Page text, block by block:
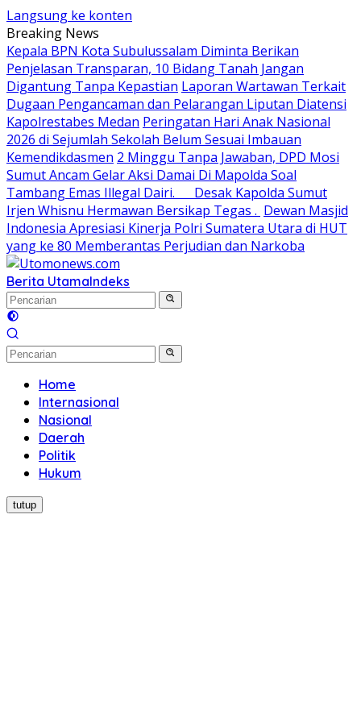
Langsung ke konten
Breaking News
Kepala BPN Kota Subulussalam Diminta Berikan
Penjelasan Transparan, 10 Bidang Tanah Jangan
Digantung Tanpa Kepastian Laporan Wartawan Terkait
Dugaan Pengancaman dan Pelarangan Liputan Diatensi
Kapolrestabes Medan Peringatan Hari Anak Nasional
2026 di Sejumlah Sekolah Belum Sesuai Imbauan
Kemendikdasmen 2 Minggu Tanpa Jawaban, DPD Mosi
Sumut Ancam Gelar Aksi Damai Di Mapolda Soal
Tambang Emas Illegal Dairi. Desak Kapolda Sumut
Irjen Whisnu Hermawan Bersikap Tegas . Dewan Masjid
Indonesia Apresiasi Kinerja Polri Sumatera Utara di HUT
yang ke 80 Memberantas Perjudian dan Narkoba
Berita UtamaIndeks
Home
Internasional
Nasional
Daerah
Politik
Hukum
tutup